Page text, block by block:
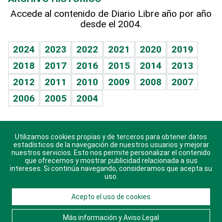
Hablando con el pediatra
Vida y familia
Eñe
Celebrando la vida
Sin complejos
En pocas palabras
Escuchando al corazón
Economía Personal
Línea de hit
TBT Deportivo
Hecho en casa
Guía del dinero
Cumpleaños
Horóscopos
Juegos
Accede al contenido de Diario Libre año por año
desde el 2004.
2024 2023 2022 2021 2020
2019
2018
2017 2016 2015 2014
2013
2012
2011 2010 2009 2008
2007
2006
2005 2004
Descarga nuestras aplicaciones para Android, iOS y
sistema Huawei.
© 2021 Diario Libre, todos los derechos reservados.
Consulta elAviso Legal. Ponte en Contacto
Utilizamos cookies propias y de terceros para obtener datos
estadísticos de la navegación de nuestros usuarios y mejorar
nuestros servicios. Esto nos permite personalizar el contenido
que ofrecemos y mostrar publicidad relacionada a sus
intereses. Si continúa navegando, consideramos que acepta su
uso.
Acepto el uso de cookies
Más información y Aviso Legal